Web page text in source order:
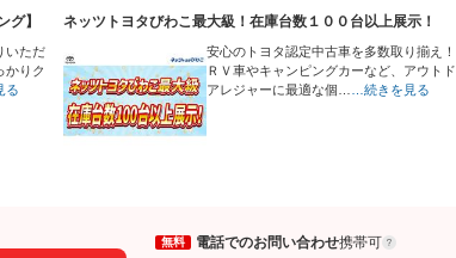
】
いただ
かりク
る
ネッツトヨタびわこ最大級！在庫台数１００台以上展示！
安心のトヨタ認定中古車を多数取り揃え！
ＲＶ車やキャンピングカーなど、アウトド
アレジャーに最適な個…
…続きを見る
無料 電話でのお問い合わせ携帯可